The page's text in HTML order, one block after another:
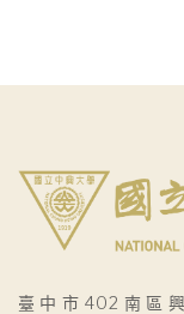
臺中市402南區